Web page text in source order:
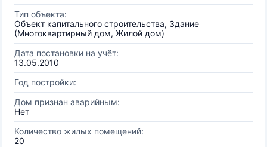
Тип объекта:
Объект капитального строительства, Здание
(Многоквартирный дом, Жилой дом)
Дата постановки на учёт:
13.05.2010
Год постройки:
Дом признан аварийным:
Нет
Количество жилых помещений:
20